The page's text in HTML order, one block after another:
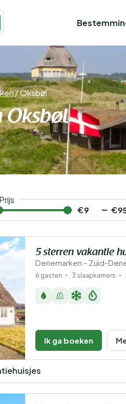
/Oksbøl
Oksbøl
Prijs
€
€
5 sterren vakantie
Denemarken - Zuid-
6 gasten 3 slaapkamers
Ik ga boeken